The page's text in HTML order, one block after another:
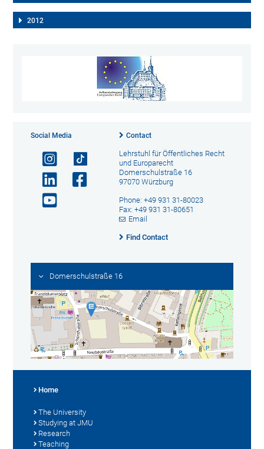
2012
Social Media Contact
Lehrstuhl für Öffentliches Recht
und Europarecht
Domerschulstraße 16
97070 Würzburg
Phone: +49 931 31-80023
Fax: +49 931 31-80651
Email
Find Contact
Domerschulstraße 16
Home
The University
Studying at JMU
Research
Teaching